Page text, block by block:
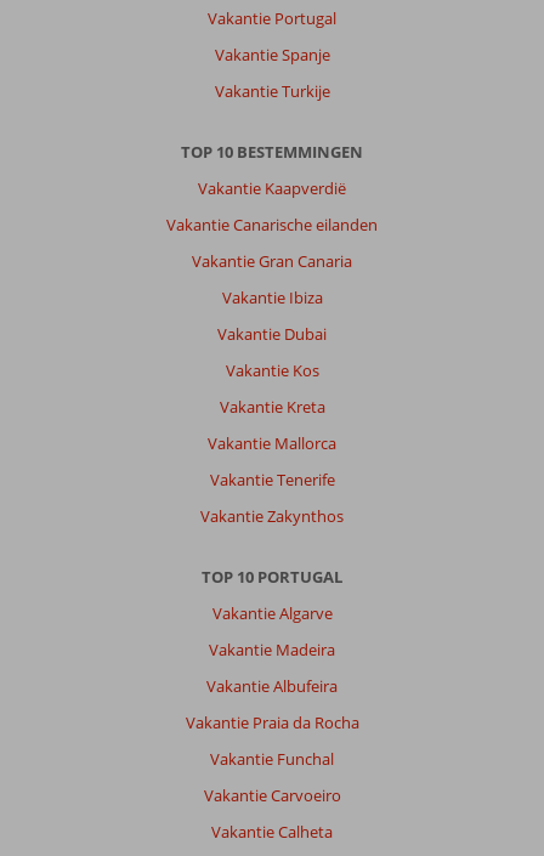
Vakantie Portugal
Vakantie Spanje
Vakantie Turkije
TOP 10 BESTEMMINGEN
Vakantie Kaapverdië
Vakantie Canarische eilanden
Vakantie Gran Canaria
Vakantie Ibiza
Vakantie Dubai
Vakantie Kos
Vakantie Kreta
Vakantie Mallorca
Vakantie Tenerife
Vakantie Zakynthos
TOP 10 PORTUGAL
Vakantie Algarve
Vakantie Madeira
Vakantie Albufeira
Vakantie Praia da Rocha
Vakantie Funchal
Vakantie Carvoeiro
Vakantie Calheta